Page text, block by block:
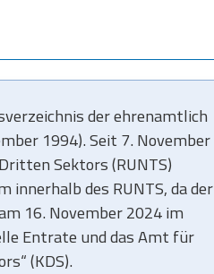
der ehrenamtlich
1994). Seit 7. November
Sektors (RUNTS)
des RUNTS, da der
16. November 2024 im
Entrate und das Amt für
(KDS).